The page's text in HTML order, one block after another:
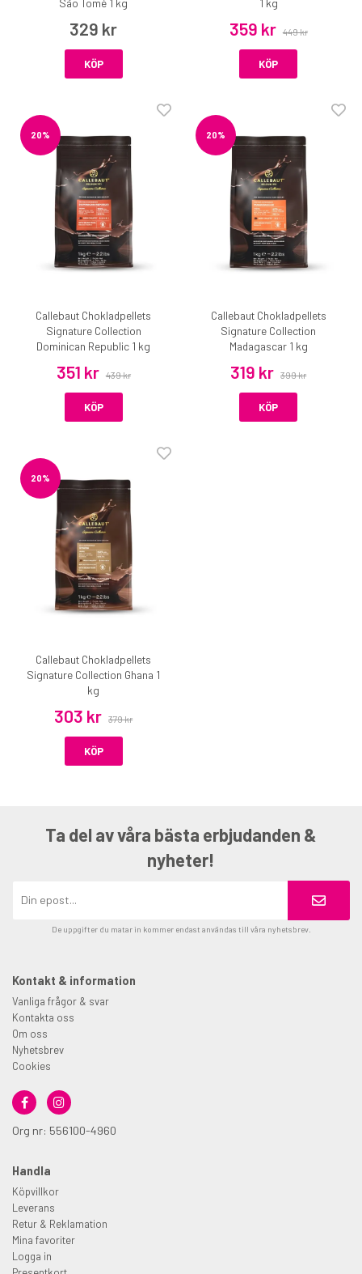
329 kr
KÖP
359 kr 449 kr
KÖP
20%
Callebaut Chokladpellets
Signature Collection
Dominican Republic 1 kg
351 kr 439 kr
KÖP
20%
Callebaut Chokladpellets
Signature Collection
Madagascar 1 kg
319 kr 399 kr
KÖP
20%
Callebaut Chokladpellets
Signature Collection Ghana 1
kg
303 kr 379 kr
KÖP
Ta del av våra bästa erbjudanden &
nyheter!
De uppgifter du matar in kommer endast användas till våra nyhetsbrev.
Kontakt & information
Vanliga frågor & svar
Kontakta oss
Om oss
Nyhetsbrev
Cookies
Org nr: 556100-4960
Handla
Köpvillkor
Leverans
Retur & Reklamation
Mina favoriter
Logga in